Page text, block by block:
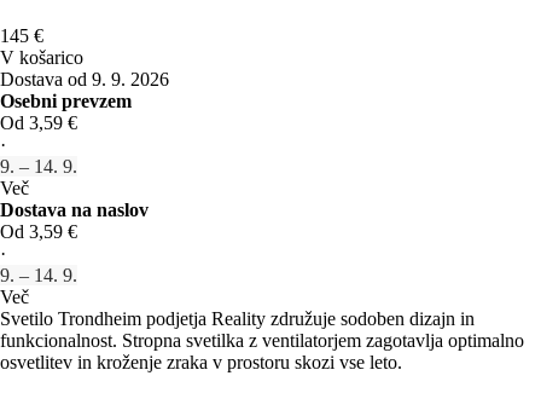
145 €
V košarico
Dostava od 9. 9. 2026
Osebni prevzem
Od 3,59 €
·
9. – 14. 9.
Več
Dostava na naslov
Od 3,59 €
·
9. – 14. 9.
Več
Svetilo Trondheim podjetja Reality združuje sodoben dizajn in
funkcionalnost. Stropna svetilka z ventilatorjem zagotavlja optimalno
osvetlitev in kroženje zraka v prostoru skozi vse leto.